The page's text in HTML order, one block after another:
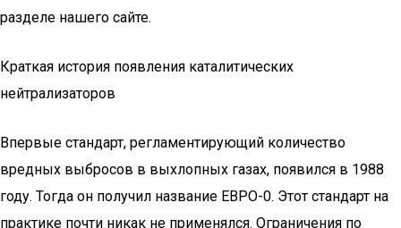
разделе нашего сайте.
Краткая история появления каталитических
нейтрализаторов
Впервые стандарт, регламентирующий количество
вредных выбросов в выхлопных газах, появился в 1988
году. Тогда он получил название ЕВРО-0. Этот стандарт на
практике почти никак не применялся. Ограничения по